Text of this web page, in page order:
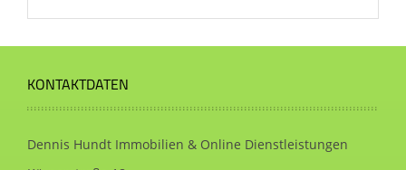
KONTAKTDATEN
Dennis Hundt Immobilien & Online Dienstleistungen